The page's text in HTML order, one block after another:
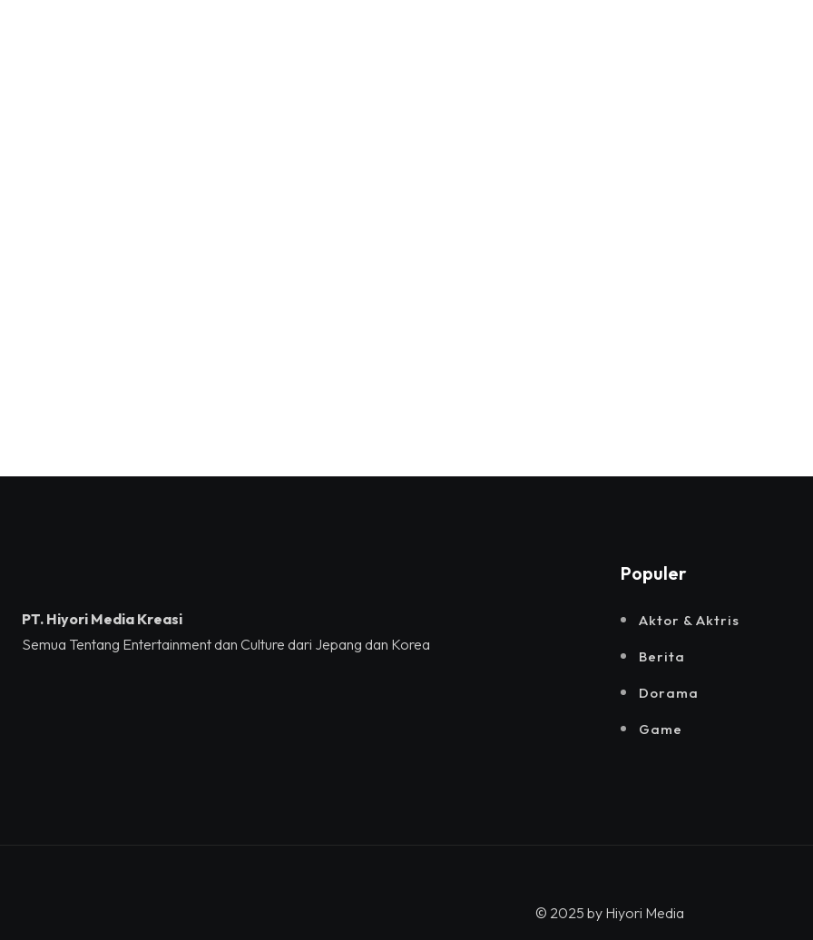
PT. Hiyori Media Kreasi
Semua Tentang Entertainment dan Culture dari Jepang dan Korea
Populer
Aktor & Aktris
Berita
Dorama
Game
© 2025 by Hiyori Media